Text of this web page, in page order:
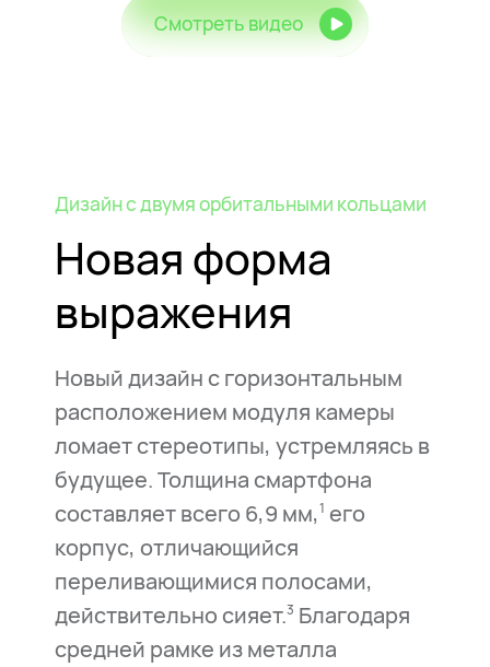
Смотреть видео
Дизайн с двумя орбитальными кольцами
Новая форма
выражения
Новый дизайн с горизонтальным
расположением модуля камеры
ломает стереотипы, устремляясь в
будущее. Толщина смартфона
составляет всего 6,9 мм,1 его
корпус, отличающийся
переливающимися полосами,
действительно сияет.3 Благодаря
средней рамке из металла